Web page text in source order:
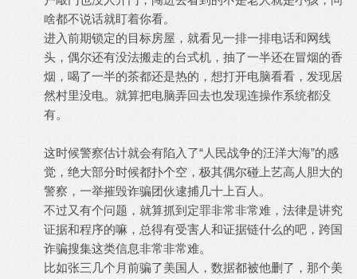
啥都不说话就盯着你看。
进入前期锁定的目标房屋，就看见一排一排电话和网线
头，偶尔还有没法搬走的台式机，抽了一半还在冒烟的香
烟，喝了一半的茶都还是热的，想打开电脑看看，发现居
然村里没电。就算把电脑弄回去也发现连操作系统都没
有。
这时候警察估计就会有陷入了“人民战争的汪洋大海”的感
觉，绝大部分时候都扑个空，极其偶尔碰上艺高人胆大的
警察，一举摧毁诈骗团伙逮捕几十上百人。
不过又有个问题，就算抓到定罪非常非常难，法律是讲究
证据和程序的嘛，总得有受害人和证据链什么的吧，跨国
诈骗搜集这类信息非常非常难。
比如张三几个月前骗了美国人，数据都被他删了，那个美